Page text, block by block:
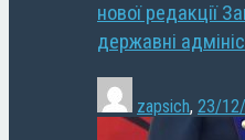
нової редакції
державні
zapsich, 23/